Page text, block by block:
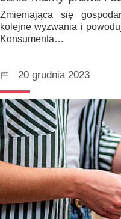
Zmieniająca się
kolejne wyzwania i
Konsumenta…
20 grudnia 2023